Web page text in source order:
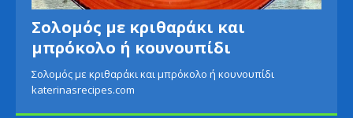
Σολομός με κριθαράκι και
μπρόκολο ή κουνουπίδι
Σολομός με κριθαράκι και μπρόκολο ή κουνουπίδι
katerinasrecipes.com